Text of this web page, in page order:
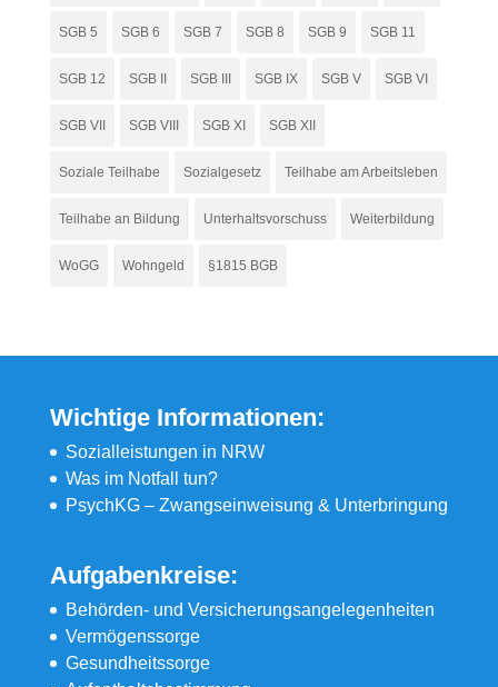
SGB 5 SGB 6 SGB 7 SGB 8 SGB 9 SGB 11
SGB 12 SGB II SGB III SGB IX SGB V SGB VI
SGB VII SGB VIII SGB XI SGB XII
Soziale Teilhabe Sozialgesetz Teilhabe am Arbeitsleben
Teilhabe an Bildung Unterhaltsvorschuss Weiterbildung
WoGG Wohngeld §1815 BGB
Wichtige Informationen:
Sozialleistungen in NRW
Was im Notfall tun?
PsychKG – Zwangseinweisung & Unterbringung
Aufgabenkreise:
Behörden- und Versicherungsangelegenheiten
Vermögenssorge
Gesundheitssorge